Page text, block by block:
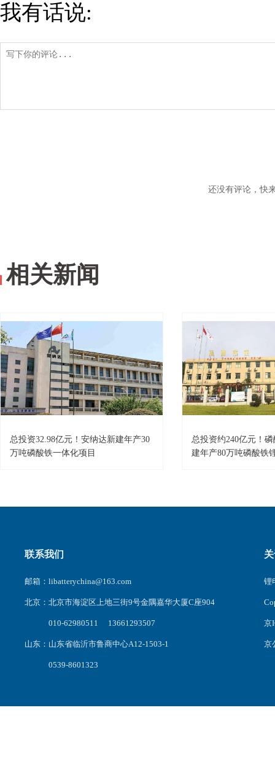
我有话说:
还没有评论，快
相关新闻
总投资32.98亿元！安纳达新建年产30
万吨磷酸铁一体化项目
总投资约240亿元！
建年产80万吨磷酸铁
联系我们
邮箱：libatterychina@163.com
北京：北京市海淀区上地三街9号金隅嘉华大厦C座904
010-62980511 13661293507
山东：山东省临沂市鲁商中心A12-1503-1
0539-8601323
锂
京
京